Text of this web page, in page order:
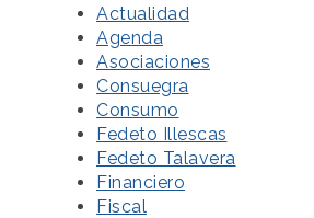
Actualidad
Agenda
Asociaciones
Consuegra
Consumo
Fedeto Illescas
Fedeto Talavera
Financiero
Fiscal